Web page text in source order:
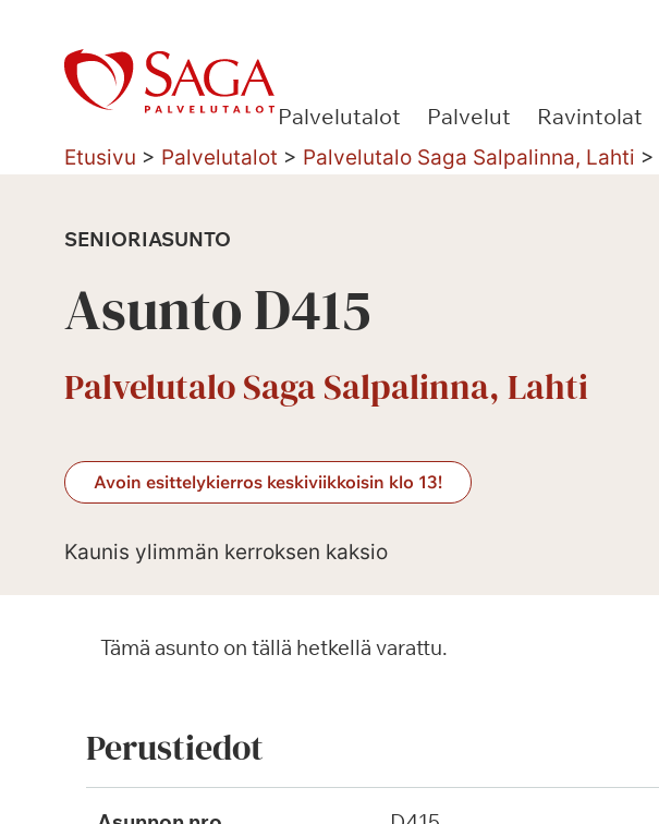
sisältöön
Palvelutalot Palvelut Ravintolat
Etusivu > Palvelutalot > Palvelutalo Saga Salpalinna, Lahti >
SENIORIASUNTO
Asunto D415
Palvelutalo Saga Salpalinna, Lahti
Avoin esittelykierros keskiviikkoisin klo 13!
Kaunis ylimmän kerroksen kaksio
Tämä asunto on tällä hetkellä varattu.
Perustiedot